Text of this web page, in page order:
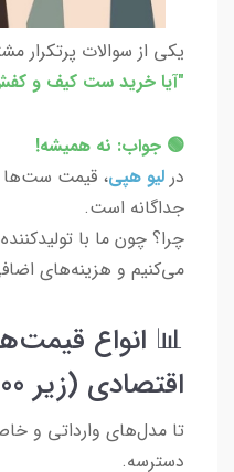
یکی از سوالات پرتکرار
"آیا خرید ست کیف و
🟢 جواب: نه همیشه!
در لیو هپی، قیمت ست‌ها
جداگانه است.
چرا؟ چون ما با
می‌کنیم و هزینه‌های
📊 انواع
اقتصادی (زیر 900هزار تومان)
دسترسه.